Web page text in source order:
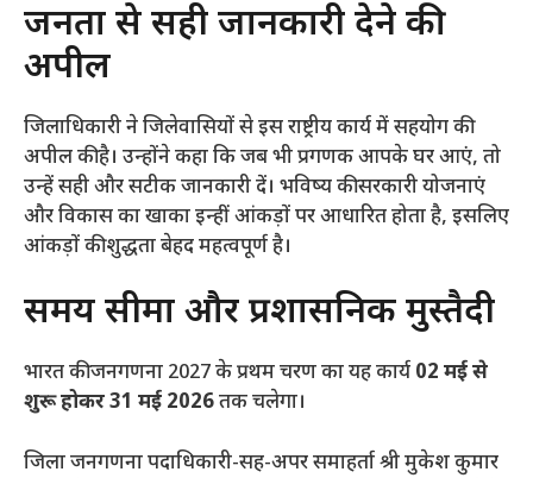
​जनता से सही जानकारी देने की
अपील
​जिलाधिकारी ने जिलेवासियों से इस राष्ट्रीय कार्य में सहयोग की
अपील की है। उन्होंने कहा कि जब भी प्रगणक आपके घर आएं, तो
उन्हें सही और सटीक जानकारी दें। भविष्य की सरकारी योजनाएं
और विकास का खाका इन्हीं आंकड़ों पर आधारित होता है, इसलिए
आंकड़ों की शुद्धता बेहद महत्वपूर्ण है।
​समय सीमा और प्रशासनिक मुस्तैदी
​भारत की जनगणना 2027 के प्रथम चरण का यह कार्य 02 मई से
शुरू होकर 31 मई 2026तक चलेगा।
​जिला जनगणना पदाधिकारी-सह-अपर समाहर्ता श्री मुकेश कुमार